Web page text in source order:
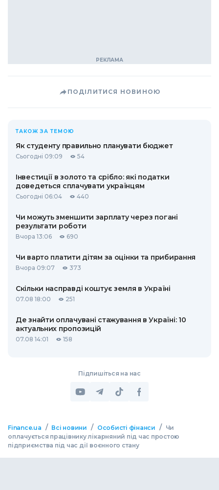
ПОДІЛИТИСЯ НОВИНОЮ
ТАКОЖ ЗА ТЕМОЮ
Як студенту правильно планувати бюджет
Сьогодні 09:09 54
Інвестиції в золото та срібло: які податки
доведеться сплачувати українцям
Сьогодні 06:04 440
Чи можуть зменшити зарплату через погані
результати роботи
Вчора 13:06 690
Чи варто платити дітям за оцінки та прибирання
Вчора 09:07 373
Скільки насправді коштує земля в Україні
07.08 18:00 251
Де знайти оплачувані стажування в Україні: 10
актуальних пропозицій
07.08 14:01 158
Підпишіться на нас
Finance.ua / Всі новини / Особисті фінанси /
Чи
оплачується працівнику лікарняний під час простою
підприємства під час дії воєнного стану